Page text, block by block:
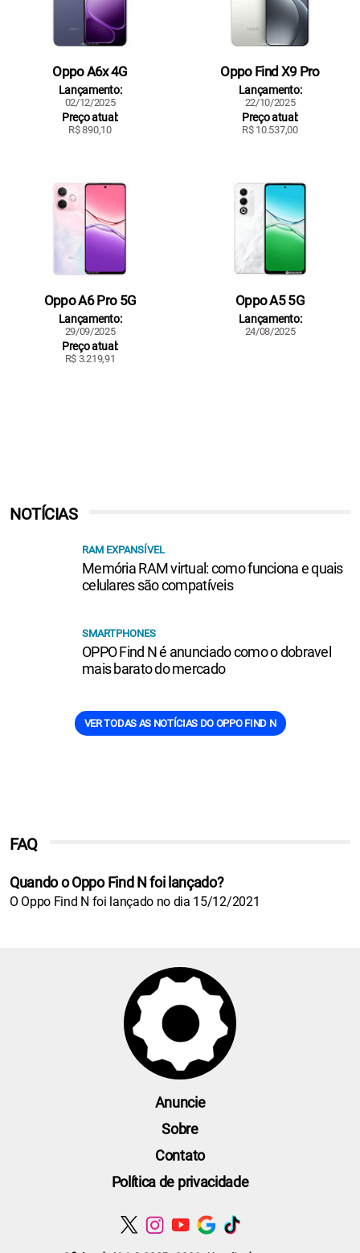
Oppo A6x 4G
Lançamento:
02/12/2025
Preço atual:
R$ 890,10
Oppo Find X9 Pro
Lançamento:
22/10/2025
Preço atual:
R$ 10.537,00
Oppo A6 Pro 5G
Lançamento:
29/09/2025
Preço atual:
R$ 3.219,91
Oppo A5 5G
Lançamento:
24/08/2025
NOTÍCIAS
RAM EXPANSÍVEL
Memória RAM virtual: como funciona e quais
celulares são compatíveis
SMARTPHONES
OPPO Find N é anunciado como o dobravel
mais barato do mercado
VER TODAS AS NOTÍCIAS DO OPPO FIND N
FAQ
Quando o Oppo Find N foi lançado?
O Oppo Find N foi lançado no dia 15/12/2021
Anuncie
Sobre
Contato
Política de privacidade